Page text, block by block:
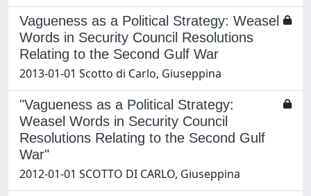
Vagueness as a Political Strategy: Weasel
Words in Security Council Resolutions
Relating to the Second Gulf War
2013-01-01 Scotto di Carlo, Giuseppina
"Vagueness as a Political Strategy:
Weasel Words in Security Council
Resolutions Relating to the Second Gulf
War"
2012-01-01 SCOTTO DI CARLO, Giuseppina